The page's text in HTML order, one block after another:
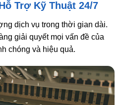
Trợ Kỹ Thuật 24/7
dịch vụ trong thời gian dài.
giải quyết mọi vấn đề của
chóng và hiệu quả.